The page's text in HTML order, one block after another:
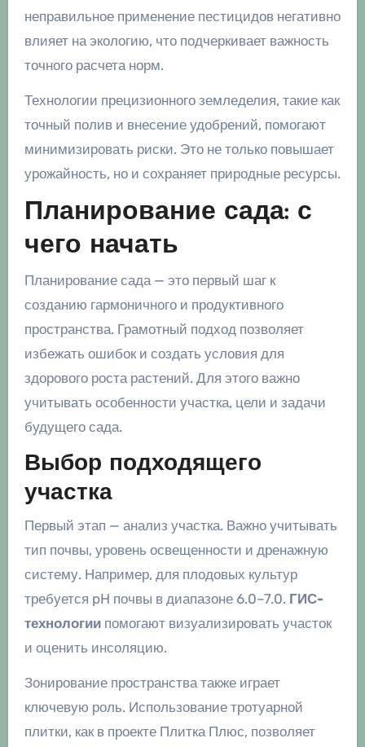
неправильное применение пестицидов негативно
влияет на экологию, что подчеркивает важность
точного расчета норм.
Технологии прецизионного земледелия, такие как
точный полив и внесение удобрений, помогают
минимизировать риски. Это не только повышает
урожайность, но и сохраняет природные ресурсы.
Планирование сада: с
чего начать
Планирование сада — это первый шаг к
созданию гармоничного и продуктивного
пространства. Грамотный подход позволяет
избежать ошибок и создать условия для
здорового роста растений. Для этого важно
учитывать особенности участка, цели и задачи
будущего сада.
Выбор подходящего
участка
Первый этап — анализ участка. Важно учитывать
тип почвы, уровень освещенности и дренажную
систему. Например, для плодовых культур
требуется pH почвы в диапазоне 6.0–7.0. ГИС-
технологиипомогают визуализировать участок
и оценить инсоляцию.
Зонирование пространства также играет
ключевую роль. Использование тротуарной
плитки, как в проекте Плитка Плюс, позволяет